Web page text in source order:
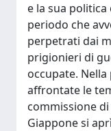
e la sua
periodo che
perpetrati dai
prigionieri di
occupate.
affrontate le
commissione
Giappone si